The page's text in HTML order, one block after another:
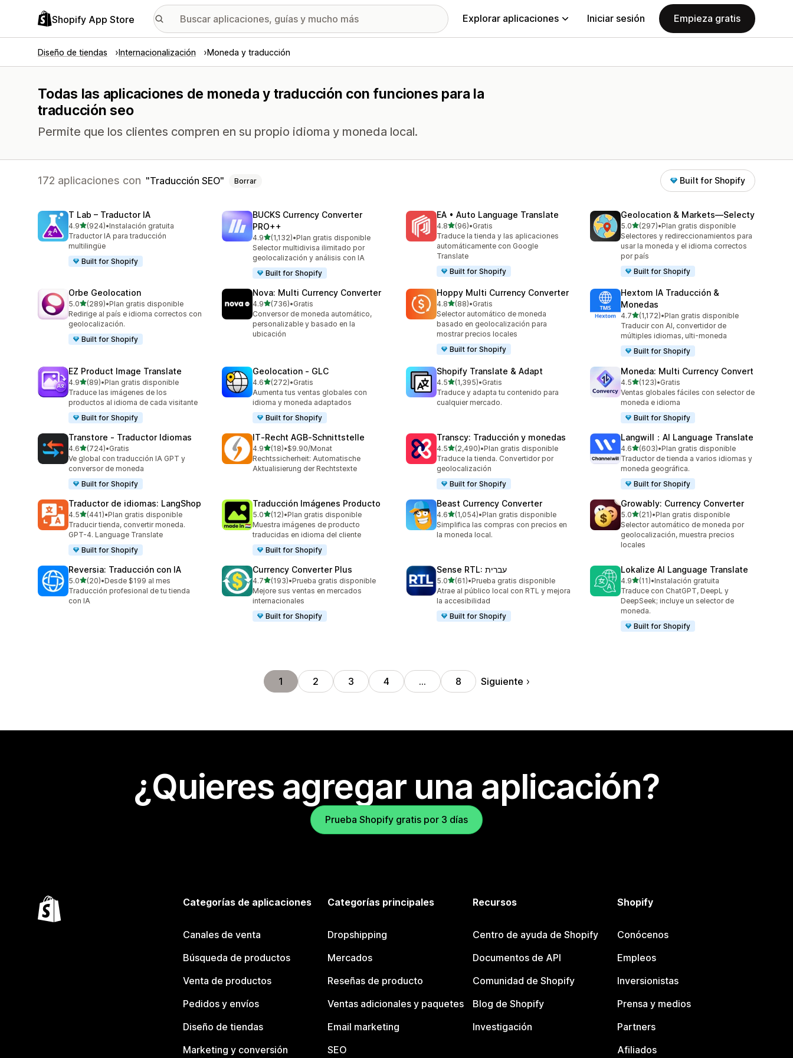
Shopify App Store Explorar aplicaciones Iniciar sesión Empieza gratis
Diseño de tiendas Internacionalización Moneda y traducción
Todas las aplicaciones de moneda y traducción con funciones para la
traducción seo
Permite que los clientes compren en su propio idioma y moneda local.
172 aplicaciones con Traducción SEO Borrar Built for Shopify
T Lab – Traductor IA
4.9de 5 estrellas
(924)
924 reseñas en total
•Instalación gratuita
Traductor IA para traducción
multilingüe
Built for Shopify
BUCKS Currency Converter
PRO++
4.9de 5 estrellas
(1,132)
1132 reseñas en total
•Plan gratis disponible
Selector multidivisa ilimitado por
geolocalización y análisis con IA
Built for Shopify
EA • Auto Language Translate
4.8de 5 estrellas
(96)
96 reseñas en total
•Gratis
Traduce la tienda y las aplicaciones
automáticamente con Google
Translate
Built for Shopify
Geolocation & Markets—Selecty
5.0de 5 estrellas
(297)
297 reseñas en total
•Plan gratis disponible
Selectores y redireccionamientos para
usar la moneda y el idioma correctos
por país
Built for Shopify
Orbe Geolocation
5.0de 5 estrellas
(289)
289 reseñas en total
•Plan gratis disponible
Redirige al país e idioma correctos con
geolocalización.
Built for Shopify
Nova: Multi Currency Converter
4.9de 5 estrellas
(736)
736 reseñas en total
•Gratis
Conversor de moneda automático,
personalizable y basado en la
ubicación
Hoppy Multi Currency Converter
4.8de 5 estrellas
(88)
88 reseñas en total
•Gratis
Selector automático de moneda
basado en geolocalización para
mostrar precios locales
Built for Shopify
Hextom IA Traducción &
Monedas
4.7de 5 estrellas
(1,172)
1172 reseñas en total
•Plan gratis disponible
Traducir con AI, convertidor de
múltiples idiomas, ulti-moneda
Built for Shopify
EZ Product Image Translate
4.9de 5 estrellas
(89)
89 reseñas en total
•Plan gratis disponible
Traduce las imágenes de los
productos al idioma de cada visitante
Built for Shopify
Geolocation ‑ GLC
4.6de 5 estrellas
(272)
272 reseñas en total
•Gratis
Aumenta tus ventas globales con
idioma y moneda adaptados
Built for Shopify
Shopify Translate & Adapt
4.5de 5 estrellas
(1,395)
1395 reseñas en total
•Gratis
Traduce y adapta tu contenido para
cualquier mercado.
Moneda: Multi Currency Convert
4.5de 5 estrellas
(123)
123 reseñas en total
•Gratis
Ventas globales fáciles con selector de
moneda e idioma
Built for Shopify
Transtore ‑ Traductor Idiomas
4.6de 5 estrellas
(724)
724 reseñas en total
•Gratis
Ve global con traducción IA GPT y
conversor de moneda
Built for Shopify
IT‑Recht AGB‑Schnittstelle
4.9de 5 estrellas
(18)
18 reseñas en total
•$9.90/Monat
Rechtssicherheit: Automatische
Aktualisierung der Rechtstexte
Transcy: Traducción y monedas
4.5de 5 estrellas
(2,490)
2490 reseñas en total
•Plan gratis disponible
Traduce la tienda. Convertidor por
geolocalización
Built for Shopify
Langwill：AI Language Translate
4.6de 5 estrellas
(603)
603 reseñas en total
•Plan gratis disponible
Traductor de tienda a varios idiomas y
moneda geográfica.
Built for Shopify
Traductor de idiomas: LangShop
4.5de 5 estrellas
(441)
441 reseñas en total
•Plan gratis disponible
Traducir tienda, convertir moneda.
GPT-4. Language Translate
Built for Shopify
Traducción Imágenes Producto
5.0de 5 estrellas
(12)
12 reseñas en total
•Plan gratis disponible
Muestra imágenes de producto
traducidas en idioma del cliente
Built for Shopify
Beast Currency Converter
4.6de 5 estrellas
(1,054)
1054 reseñas en total
•Plan gratis disponible
Simplifica las compras con precios en
la moneda local.
Growably: Currency Converter
5.0de 5 estrellas
(21)
21 reseñas en total
•Plan gratis disponible
Selector automático de moneda por
geolocalización, muestra precios
locales
Reversia: Traducción con IA
5.0de 5 estrellas
(20)
20 reseñas en total
•Desde $199 al mes
Traducción profesional de tu tienda
con IA
Currency Converter Plus
4.7de 5 estrellas
(193)
193 reseñas en total
•Prueba gratis disponible
Mejore sus ventas en mercados
internacionales
Built for Shopify
Sense RTL: עברית
5.0de 5 estrellas
(61)
61 reseñas en total
•Prueba gratis disponible
Atrae al público local con RTL y mejora
la accesibilidad
Built for Shopify
Lokalize AI Language Translate
4.9de 5 estrellas
(11)
11 reseñas en total
•Instalación gratuita
Traduce con ChatGPT, DeepL y
DeepSeek; incluye un selector de
moneda.
Built for Shopify
1 2 3 4 … 8 Siguiente
¿Quieres agregar una aplicación?
Prueba Shopify gratis por 3 días
Categorías de aplicaciones
Canales de venta
Búsqueda de productos
Venta de productos
Pedidos y envíos
Diseño de tiendas
Marketing y conversión
Categorías principales
Dropshipping
Mercados
Reseñas de producto
Ventas adicionales y paquetes
Email marketing
SEO
Recursos
Centro de ayuda de Shopify
Documentos de API
Comunidad de Shopify
Blog de Shopify
Investigación
Shopify
Conócenos
Empleos
Inversionistas
Prensa y medios
Partners
Afiliados